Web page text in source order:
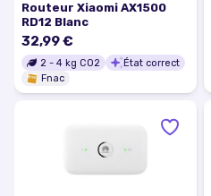
Routeur Xiaomi AX1500
RD12 Blanc
32,99 €
2 - 4 kg CO2
État correct
Fnac